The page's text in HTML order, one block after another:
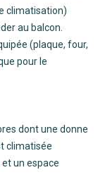
climatisation)
au balcon.
(plaque, four,
pour le
dont une donne
climatisée
un espace